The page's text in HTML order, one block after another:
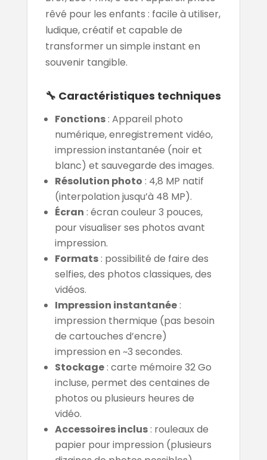
rêvé pour les enfants : facile à utiliser,
ludique, créatif et capable de
transformer un simple instant en
souvenir tangible.
🔧 Caractéristiques techniques
Fonctions: Appareil photo
numérique, enregistrement vidéo,
impression instantanée (noir et
blanc) et sauvegarde des images.
Résolution photo : 4,8 MP natif
(interpolation jusqu’à 48 MP).
Écran : écran couleur 3 pouces,
pour visualiser ses photos avant
impression.
Formats: possibilité de faire des
selfies, des photos classiques, des
vidéos.
Impression instantanée:
impression thermique (pas besoin
de cartouches d’encre)
impression en ~3 secondes.
Stockage: carte mémoire 32 Go
incluse, permet des centaines de
photos ou plusieurs heures de
vidéo.
Accessoires inclus: rouleaux de
papier pour impression (plusieurs